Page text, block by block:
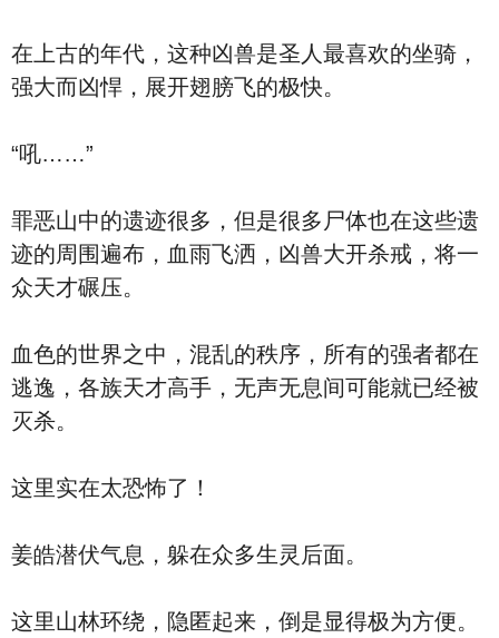
在上古的年代，这种凶兽是圣人最喜欢的坐骑，
强大而凶悍，展开翅膀飞的极快。
“吼……”
罪恶山中的遗迹很多，但是很多尸体也在这些遗
迹的周围遍布，血雨飞洒，凶兽大开杀戒，将一
众天才碾压。
血色的世界之中，混乱的秩序，所有的强者都在
逃逸，各族天才高手，无声无息间可能就已经被
灭杀。
这里实在太恐怖了！
姜皓潜伏气息，躲在众多生灵后面。
这里山林环绕，隐匿起来，倒是显得极为方便。